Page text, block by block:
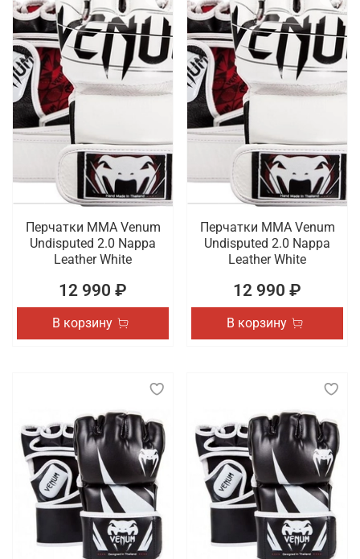
Перчатки ММА Venum
Undisputed 2.0 Nappa
Leather White
12 990 ₽
В корзину
Перчатки ММА Venum
Undisputed 2.0 Nappa
Leather White
12 990 ₽
В корзину